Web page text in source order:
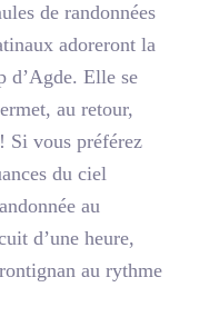
de randonnées
adoreront la
d’Agde. Elle se
au retour,
Si vous préférez
du ciel
au
d’une heure,
au rythme